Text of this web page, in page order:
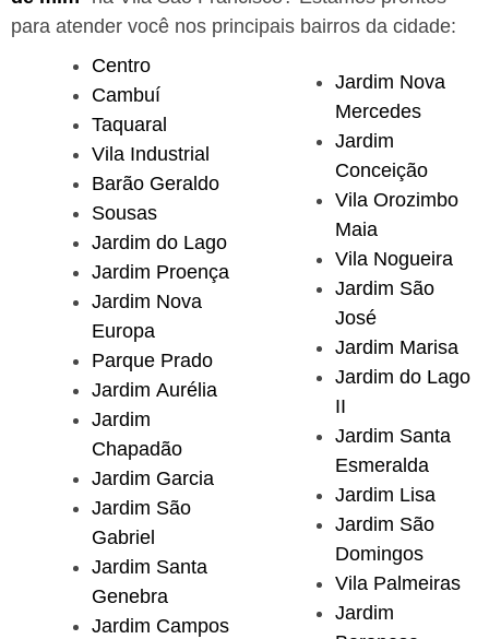
para atender você nos principais bairros da cidade:
Centro
Cambuí
Taquaral
Vila Industrial
Barão Geraldo
Sousas
Jardim do Lago
Jardim Proença
Jardim Nova
Europa
Parque Prado
Jardim Aurélia
Jardim
Chapadão
Jardim Garcia
Jardim São
Gabriel
Jardim Santa
Genebra
Jardim Campos
Jardim Nova
Mercedes
Jardim
Conceição
Vila Orozimbo
Maia
Vila Nogueira
Jardim São
José
Jardim Marisa
Jardim do Lago
II
Jardim Santa
Esmeralda
Jardim Lisa
Jardim São
Domingos
Vila Palmeiras
Jardim